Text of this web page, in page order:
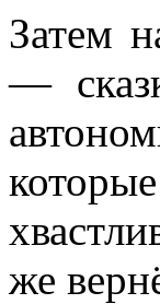
Затем
—
же